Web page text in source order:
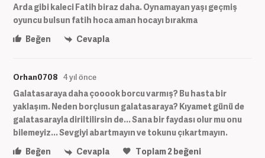
Arda gibi kaleci Fatih biraz daha. Oynamayan yaşı geçmiş
oyuncu bulsun fatih hoca aman hocayı bırakma
Beğen
Cevapla
Orhan0708 4 yıl önce
Galatasaraya daha çooook borcu varmış? Bu hasta bir
yaklaşım. Neden borçlusun galatasaraya? Kıyamet günü de
galatasarayla diriltilirsin de... Sana bir faydası olur mu onu
bilemeyiz... Sevgiyi abartmayın ve tokunu çıkartmayın.
Beğen
Cevapla Toplam2beğeni